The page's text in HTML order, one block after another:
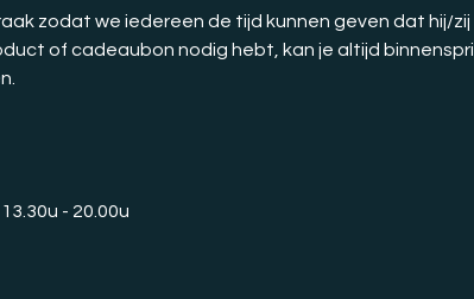
zodat we iedereen de tijd kunnen geven dat hij/zij
of cadeaubon nodig hebt, kan je altijd
13.30u - 20.00u